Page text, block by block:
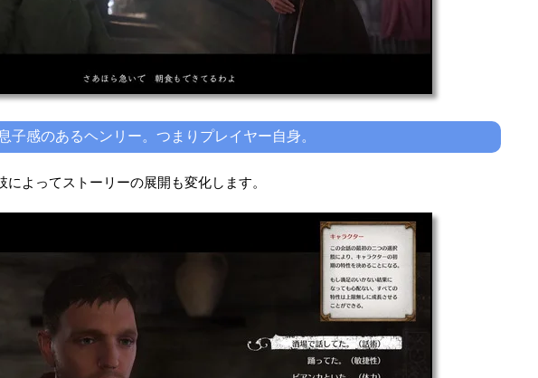
子感のあるヘンリー。つまりプレイヤー自身。
によってストーリーの展開も変化します。